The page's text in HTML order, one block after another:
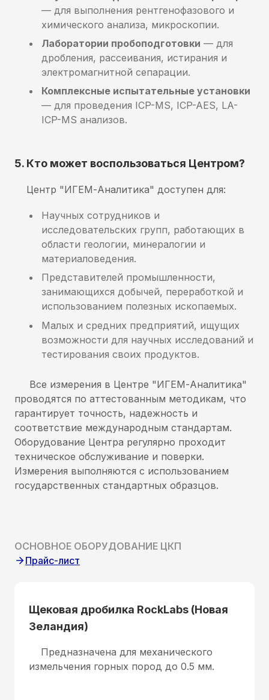
— для выполнения рентгенофазового и
химического анализа, микроскопии.
Лаборатории пробоподготовки — для
дробления, рассеивания, истирания и
электромагнитной сепарации.
Комплексные испытательные установки
— для проведения ICP-MS, ICP-AES, LA-
ICP-MS анализов.
5. Кто может воспользоваться Центром?
Центр "ИГЕМ-Аналитика" доступен для:
Научных сотрудников и
исследовательских групп, работающих в
области геологии, минералогии и
материаловедения.
Представителей промышленности,
занимающихся добычей, переработкой и
использованием полезных ископаемых.
Малых и средних предприятий, ищущих
возможности для научных исследований и
тестирования своих продуктов.
Все измерения в Центре "ИГЕМ-Аналитика"
проводятся по аттестованным методикам, что
гарантирует точность, надежность и
соответствие международным стандартам.
Оборудование Центра регулярно проходит
техническое обслуживание и поверки.
Измерения выполняются с использованием
государственных стандартных образцов.
ОСНОВНОЕ ОБОРУДОВАНИЕ ЦКП
Прайс-лист
Щековая дробилка RockLabs (Новая
Зеландия)
Предназначена для механического
измельчения горных пород до 0.5 мм.